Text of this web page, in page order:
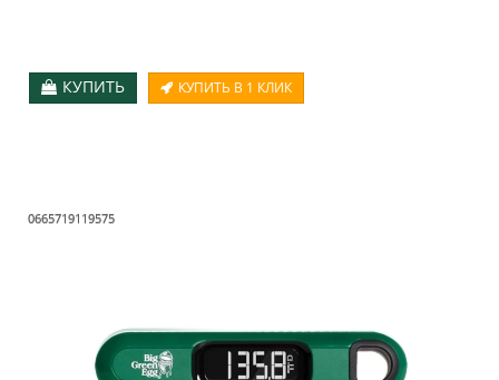
КУПИТЬ КУПИТЬ В 1 КЛИК
0665719119575